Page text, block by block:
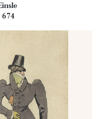
674